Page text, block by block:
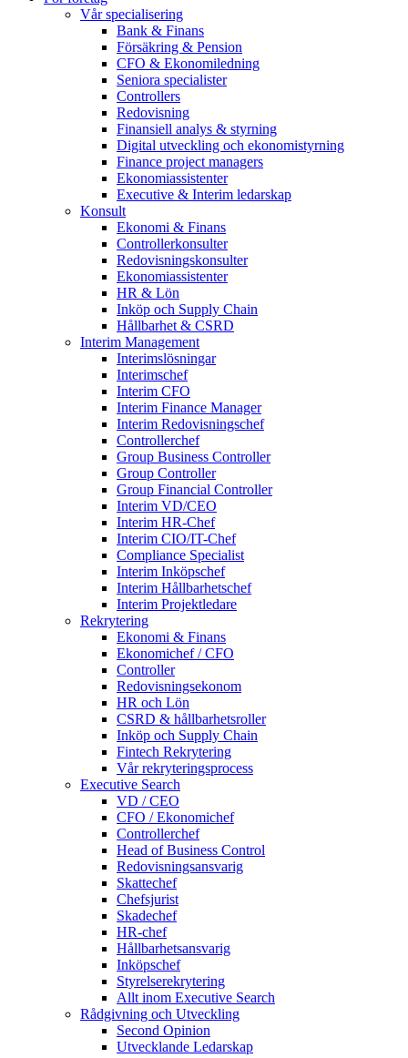
Vår specialisering
Bank & Finans
Försäkring & Pension
CFO & Ekonomiledning
Seniora specialister
Controllers
Redovisning
Finansiell analys & styrning
Digital utveckling och ekonomistyrning
Finance project managers
Ekonomiassistenter
Executive & Interim ledarskap
Konsult
Ekonomi & Finans
Controllerkonsulter
Redovisningskonsulter
Ekonomiassistenter
HR & Lön
Inköp och Supply Chain
Hållbarhet & CSRD
Interim Management
Interimslösningar
Interimschef
Interim CFO
Interim Finance Manager
Interim Redovisningschef
Controllerchef
Group Business Controller
Group Controller
Group Financial Controller
Interim VD/CEO
Interim HR-Chef
Interim CIO/IT-Chef
Compliance Specialist
Interim Inköpschef
Interim Hållbarhetschef
Interim Projektledare
Rekrytering
Ekonomi & Finans
Ekonomichef / CFO
Controller
Redovisningsekonom
HR och Lön
CSRD & hållbarhetsroller
Inköp och Supply Chain
Fintech Rekrytering
Vår rekryteringsprocess
Executive Search
VD / CEO
CFO / Ekonomichef
Controllerchef
Head of Business Control
Redovisningsansvarig
Skattechef
Chefsjurist
Skadechef
HR-chef
Hållbarhetsansvarig
Inköpschef
Styrelserekrytering
Allt inom Executive Search
Rådgivning och Utveckling
Second Opinion
Utvecklande Ledarskap